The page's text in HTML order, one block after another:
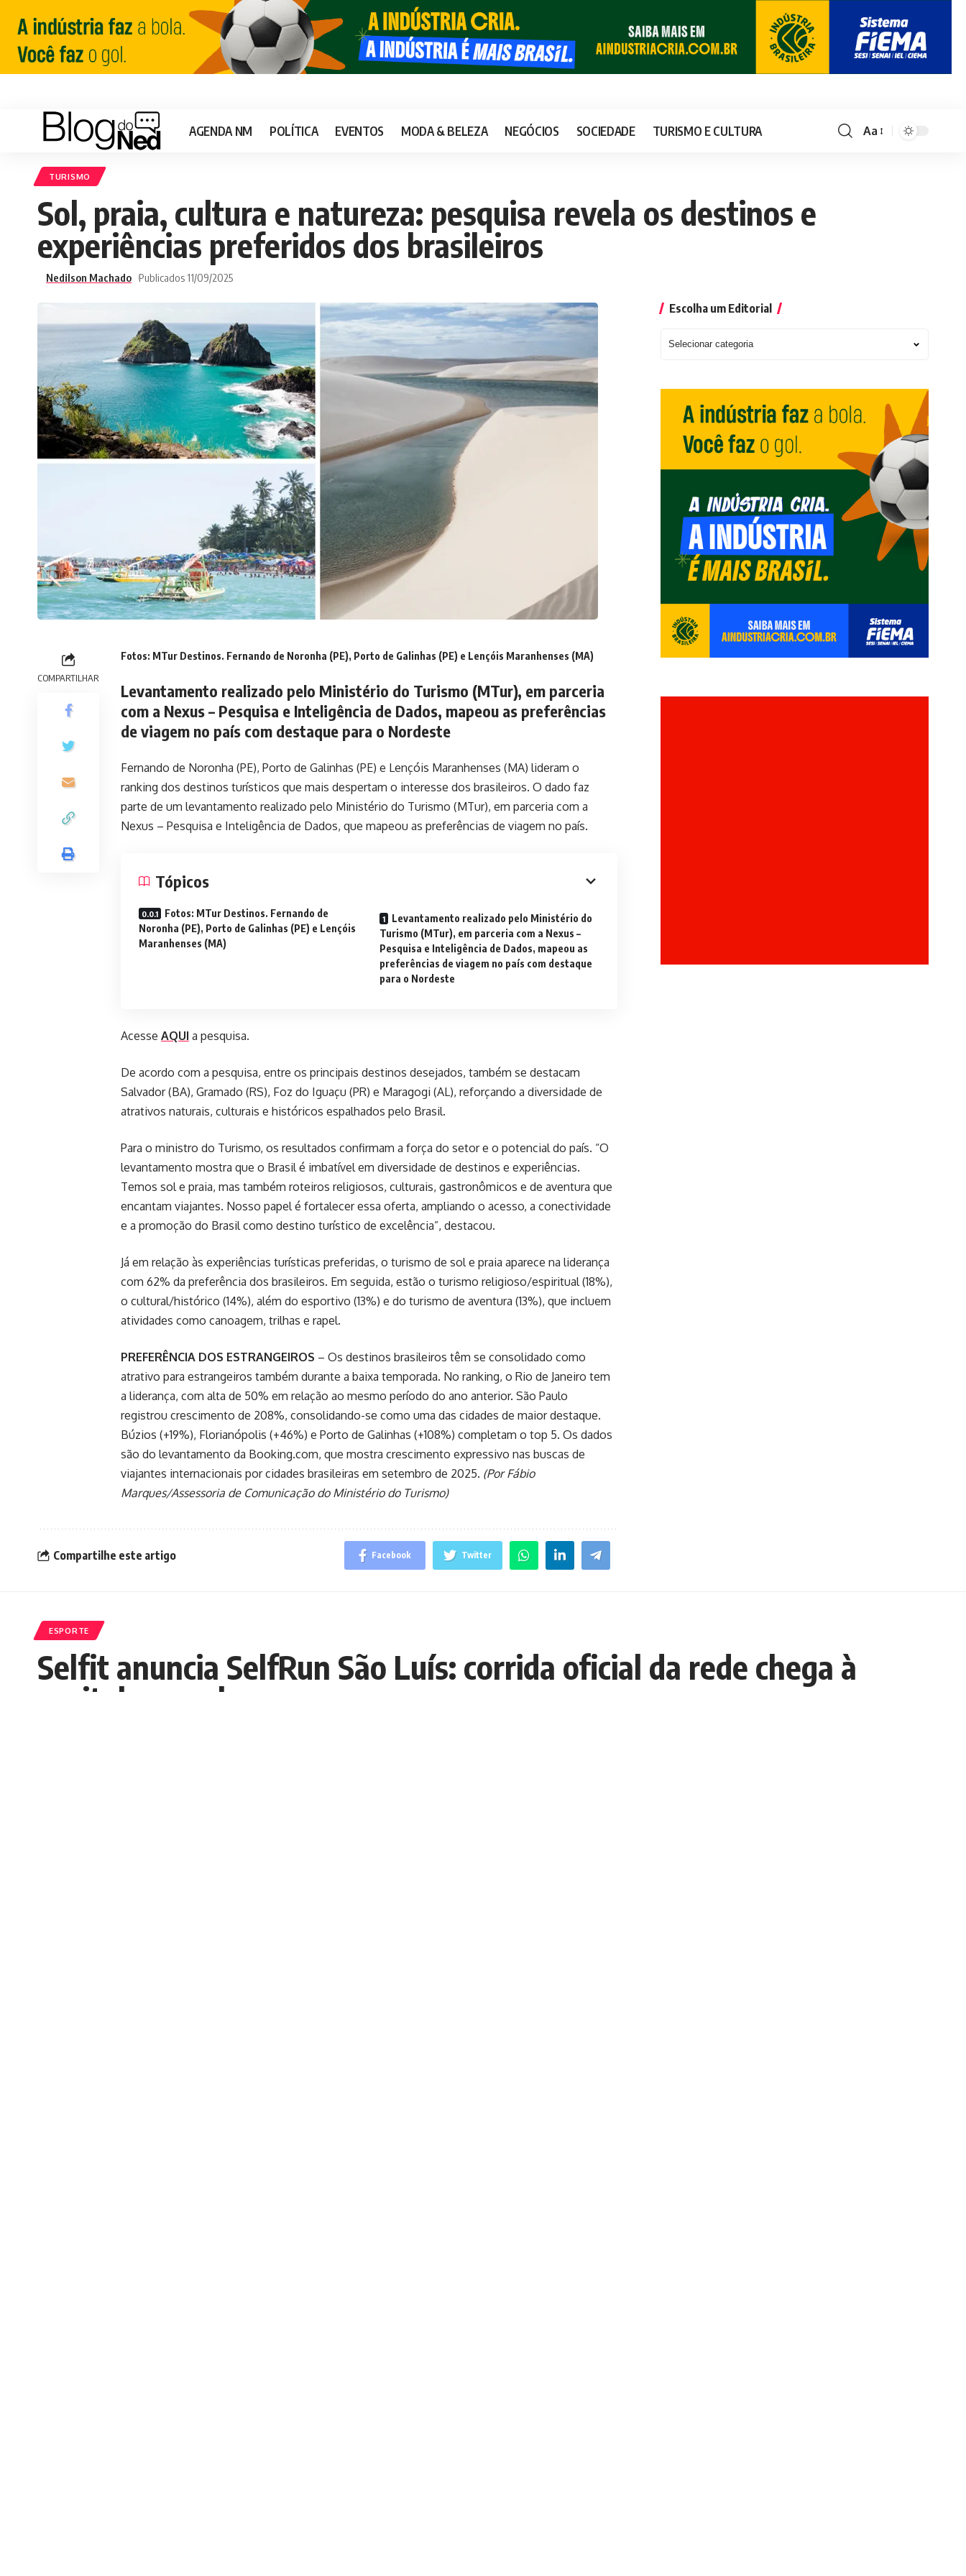
AGENDA NM POLÍTICA EVENTOS MODA & BELEZA NEGÓCIOS SOCIEDADE TURISMO E CULTURA Aa
TURISMO
Sol, praia, cultura e natureza: pesquisa revela os destinos e
experiências preferidos dos brasileiros
Nedilson Machado Publicados 11/09/2025
COMPARTILHAR
Fotos: MTur Destinos. Fernando de Noronha (PE), Porto de Galinhas (PE) e Lençóis Maranhenses (MA)
Levantamento realizado pelo Ministério do Turismo (MTur), em parceria
com a Nexus – Pesquisa e Inteligência de Dados, mapeou as preferências
de viagem no país com destaque para o Nordeste
Fernando de Noronha (PE), Porto de Galinhas (PE) e Lençóis Maranhenses (MA) lideram o
ranking dos destinos turísticos que mais despertam o interesse dos brasileiros. O dado faz
parte de um levantamento realizado pelo Ministério do Turismo (MTur), em parceria com a
Nexus – Pesquisa e Inteligência de Dados, que mapeou as preferências de viagem no país.
Tópicos
Fotos: MTur Destinos. Fernando de
Noronha (PE), Porto de Galinhas (PE) e Lençóis
Maranhenses (MA)
Levantamento realizado pelo Ministério do
Turismo (MTur), em parceria com a Nexus –
Pesquisa e Inteligência de Dados, mapeou as
preferências de viagem no país com destaque
para o Nordeste
Acesse AQUI a pesquisa.
De acordo com a pesquisa, entre os principais destinos desejados, também se destacam
Salvador (BA), Gramado (RS), Foz do Iguaçu (PR) e Maragogi (AL), reforçando a diversidade de
atrativos naturais, culturais e históricos espalhados pelo Brasil.
Para o ministro do Turismo, os resultados confirmam a força do setor e o potencial do país. “O
levantamento mostra que o Brasil é imbatível em diversidade de destinos e experiências.
Temos sol e praia, mas também roteiros religiosos, culturais, gastronômicos e de aventura que
encantam viajantes. Nosso papel é fortalecer essa oferta, ampliando o acesso, a conectividade
e a promoção do Brasil como destino turístico de excelência”, destacou.
Já em relação às experiências turísticas preferidas, o turismo de sol e praia aparece na liderança
com 62% da preferência dos brasileiros. Em seguida, estão o turismo religioso/espiritual (18%),
o cultural/histórico (14%), além do esportivo (13%) e do turismo de aventura (13%), que incluem
atividades como canoagem, trilhas e rapel.
PREFERÊNCIA DOS ESTRANGEIROS – Os destinos brasileiros têm se consolidado como
atrativo para estrangeiros também durante a baixa temporada. No ranking, o Rio de Janeiro tem
a liderança, com alta de 50% em relação ao mesmo período do ano anterior. São Paulo
registrou crescimento de 208%, consolidando-se como uma das cidades de maior destaque.
Búzios (+19%), Florianópolis (+46%) e Porto de Galinhas (+108%) completam o top 5. Os dados
são do levantamento da Booking.com, que mostra crescimento expressivo nas buscas de
viajantes internacionais por cidades brasileiras em setembro de 2025. (Por Fábio
Marques/Assessoria de Comunicação do Ministério do Turismo)
Compartilhe este artigo Facebook Twitter
Escolha um Editorial
Escolha
ESPORTE
Selfit anuncia SelfRun São Luís: corrida oficial da rede chega à
capital maranhense